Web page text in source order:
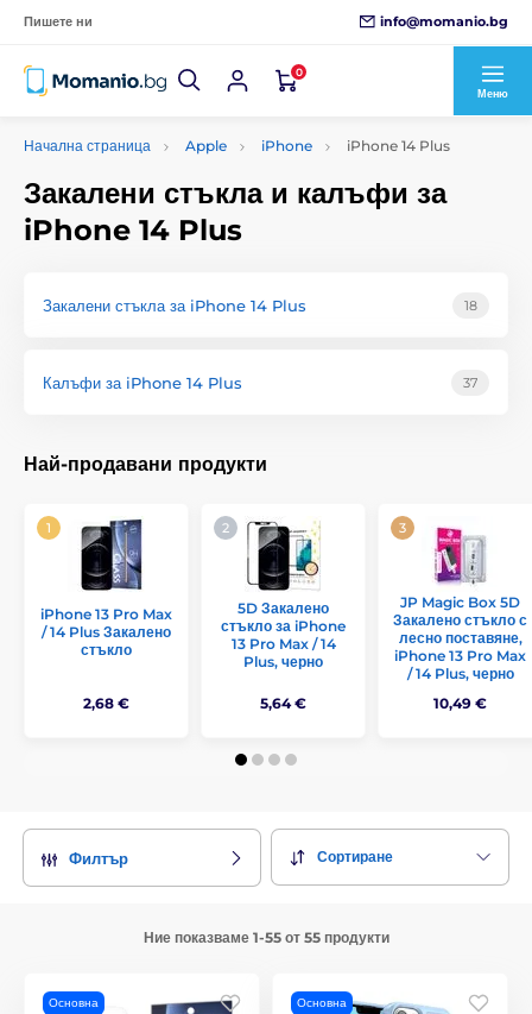
Пишете ни info@momanio.bg
0
Меню
Начална страница Apple iPhone iPhone 14 Plus
Закалени стъкла и калъфи за
iPhone 14 Plus
Закалени стъкла за iPhone 14 Plus 18
Калъфи за iPhone 14 Plus 37
Най-продавани продукти
iPhone 13 Pro Max
/ 14 Plus Закалено
стъкло
2,68 €
5D Закалено
стъкло за iPhone
13 Pro Max / 14
Plus, черно
5,64 €
JP Magic Box 5D
Закалено стъкло с
лесно поставяне,
iPhone 13 Pro Max
/ 14 Plus, черно
10,49 €
Филтър Сортиране
Ние показваме 1-55 от 55 продукти
Основна Основна